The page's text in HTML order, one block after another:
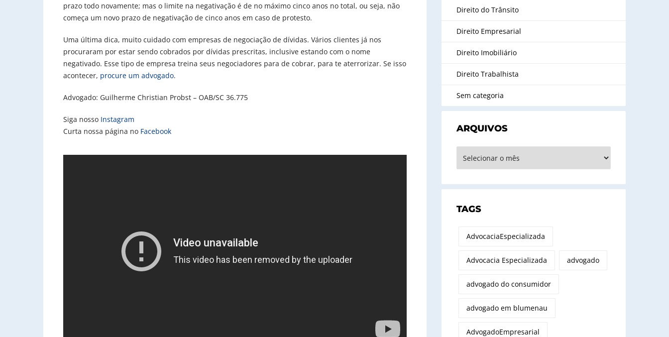
prazo todo novamente; mas o limite na negativação é de no máximo cinco anos no total, ou seja, não
começa um novo prazo de negativação de cinco anos em caso de protesto.
Uma última dica, muito cuidado com empresas de negociação de dívidas. Vários clientes já nos
procuraram por estar sendo cobrados por dívidas prescritas, inclusive estando com o nome
negativado. Esse tipo de empresa treina seus negociadores para de cobrar, para te aterrorizar. Se isso
acontecer, procure um advogado.
Advogado: Guilherme Christian Probst – OAB/SC 36.775
Siga nosso Instagram
Curta nossa página no Facebook
Direito do Trânsito
Direito Empresarial
Direito Imobiliário
Direito Trabalhista
Sem categoria
ARQUIVOS
TAGS
AdvocaciaEspecializada
Advocacia Especializada advogado
advogado do consumidor
advogado em blumenau
AdvogadoEmpresarial